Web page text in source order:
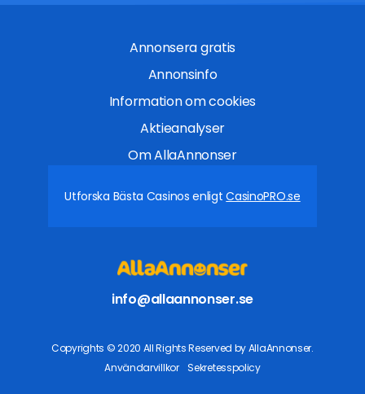
Annonsera gratis
Annonsinfo
Information om cookies
Aktieanalyser
Om AllaAnnonser
Utforska Bästa Casinos enligtCasinoPRO.se
info@allaannonser.se
Copyrights © 2020 All Rights Reserved by AllaAnnonser.
Användarvillkor
Sekretesspolicy